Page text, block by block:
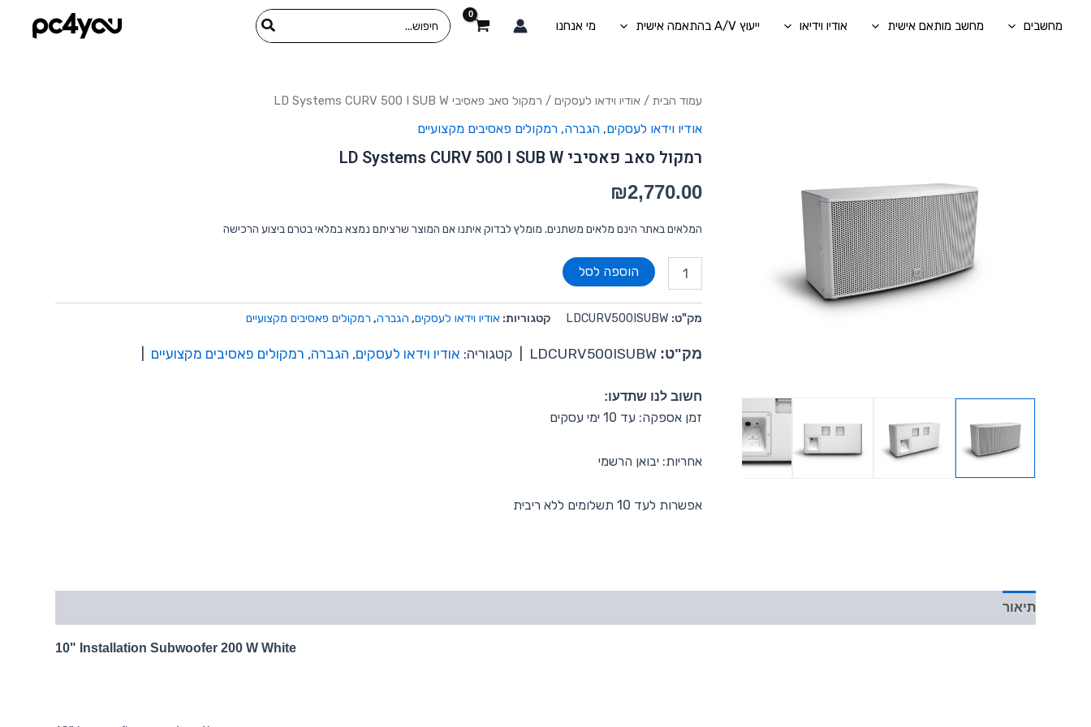
מחשבים מחשב מותאם אישית אודיו וידיאו ייעוץ A/V בהתאמה אישית מי אנחנו
Search
for:
עמוד הבית/ אודיו וידאו לעסקים/ רמקול סאב פאסיבי LD Systems CURV 500 I SUB W
אודיו וידאו לעסקים, הגברה, רמקולים פאסיבים מקצועיים
רמקול סאב פאסיבי LD Systems CURV 500 I SUB W
₪2,770.00
המלאים באתר הינם מלאים משתנים. מומלץ לבדוק איתנו אם המוצר שרציתם נמצא במלאי בטרם ביצוע הרכישה
כמות
רמקול
פאסיבי
Systems
500
SUB
הוספה לסל
מק"ט: LDCURV500ISUBW קטגוריות: אודיו וידאו לעסקים, הגברה, רמקולים פאסיבים מקצועיים
מק"ט: קטגוריה: אודיו וידאו לעסקים, הגברה, רמקולים פאסיבים מקצועיים
חשוב לנו שתדעו:
זמן אספקה: עד 10 ימי עסקים
אחריות: יבואן הרשמי
אפשרות לעד 10 תשלומים ללא ריבית
תיאור
10" Installation Subwoofer 200 W White